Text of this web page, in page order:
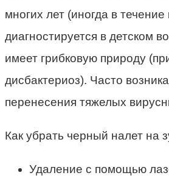
многих лет (иногда в
диагностируется в детском
имеет грибковую природу
дисбактериоз). Часто
перенесения тяжелых
Как убрать черный налет на
Удаление с помощью